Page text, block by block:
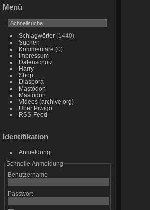
Menü
Schlagwörter(1440)
Suchen
Kommentare (0)
Impressum
Datenschutz
Harry
Shop
Diaspora
Mastodon
Mastodon
Videos (archive.org)
Über Piwigo
RSS-Feed
Identifikation
Anmeldung
Schnelle Anmeldung
Benutzername
Passwort